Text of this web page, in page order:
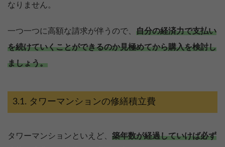
なりません。
一つ一つに高額な請求が伴うので、 自分の経済力で支払い
を続けていくことができるのか見極めてから購入を検討し
ましょう。
タワーマンションの修繕積立費
タワーマンションといえど、 築年数が経過していけば必ず